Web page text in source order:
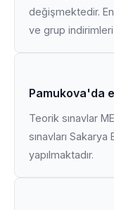
değişmektedir.
ve grup
Pamukova'da
Teorik sınavlar
sınavları
yapılmaktadır.